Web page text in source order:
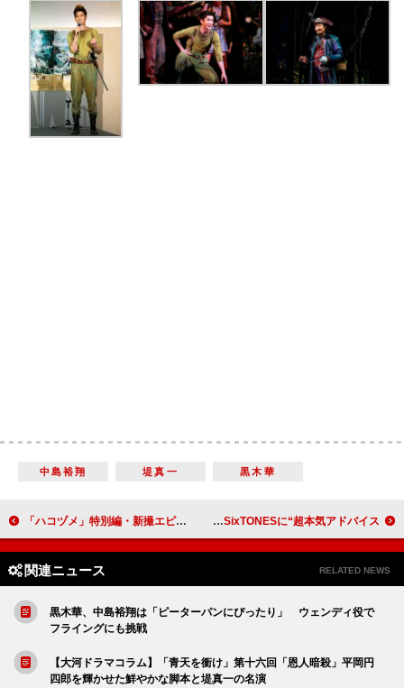
中島裕翔 堤真一 黒木華
「ハコヅメ」特別編・新撮エピソードに「爆笑した」 「山田裕貴とムロツヨシは混ぜたら危険」 金スマ「超貴重なゲストすぎて入りきらなかったSP」 中居正広、後輩のSixTONESに“超本気アドバイス”
関連ニュース RELATED NEWS
黒木華、中島裕翔は「ピーターパンにぴったり」 ウェンディ役で
フライングにも挑戦
【大河ドラマコラム】「青天を衝け」第十六回「恩人暗殺」平岡円
四郎を輝かせた鮮やかな脚本と堤真一の名演